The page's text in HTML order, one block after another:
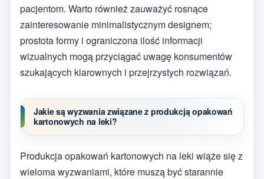
pacjentom. Warto również zauważyć rosnące
zainteresowanie minimalistycznym designem;
prostota formy i ograniczona ilość informacji
wizualnych mogą przyciągać uwagę konsumentów
szukających klarownych i przejrzystych rozwiązań.
Jakie są wyzwania związane z produkcją opakowań
kartonowych na leki?
Produkcja opakowań kartonowych na leki wiąże się z
wieloma wyzwaniami, które muszą być starannie